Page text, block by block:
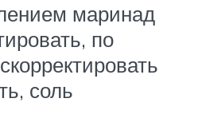
маринад
по
соль